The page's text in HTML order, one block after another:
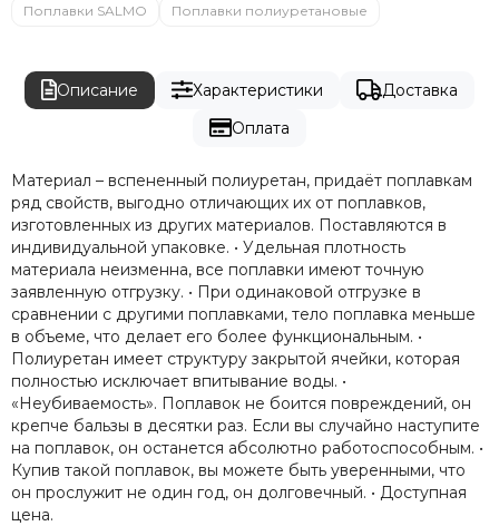
Поплавки SALMO
Поплавки полиуретановые
Описание Характеристики
Доставка
Оплата
Материал – вспененный полиуретан, придаёт поплавкам
ряд свойств, выгодно отличающих их от поплавков,
изготовленных из других материалов. Поставляются в
индивидуальной упаковке. • Удельная плотность
материала неизменна, все поплавки имеют точную
заявленную отгрузку. • При одинаковой отгрузке в
сравнении с другими поплавками, тело поплавка меньше
в объеме, что делает его более функциональным. •
Полиуретан имеет структуру закрытой ячейки, которая
полностью исключает впитывание воды. •
«Неубиваемость». Поплавок не боится повреждений, он
крепче бальзы в десятки раз. Если вы случайно наступите
на поплавок, он останется абсолютно работоспособным. •
Купив такой поплавок, вы можете быть уверенными, что
он прослужит не один год, он долговечный. • Доступная
цена.